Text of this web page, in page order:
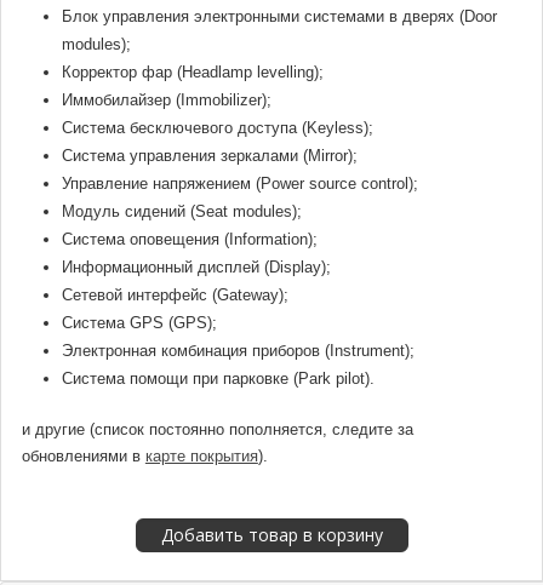
Блок управления электронными системами в дверях (Door
modules);
Корректор фар (Headlamp levelling);
Иммобилайзер (Immobilizer);
Система бесключевого доступа (Keyless);
Система управления зеркалами (Mirror);
Управление напряжением (Power source control);
Модуль сидений (Seat modules);
Система оповещения (Information);
Информационный дисплей (Display);
Сетевой интерфейс (Gateway);
Система GPS (GPS);
Электронная комбинация приборов (Instrument);
Система помощи при парковке (Park pilot).
и другие (список постоянно пополняется, следите за
обновлениями в карте покрытия).